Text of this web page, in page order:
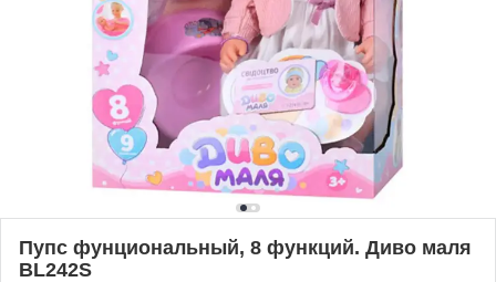
Пупс фунциональный, 8 функций. Диво маля
BL242S